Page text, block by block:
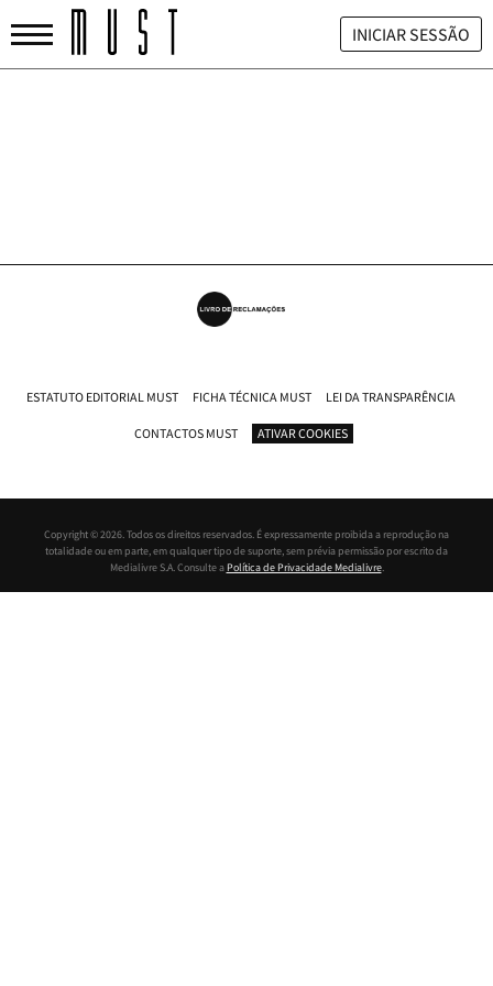
INICIAR SESSÃO
ESTATUTO EDITORIAL MUST FICHA TÉCNICA MUST LEI DA TRANSPARÊNCIA
CONTACTOS MUST ATIVAR COOKIES
Copyright © 2026. Todos os direitos reservados. É expressamente proibida a reprodução na
totalidade ou em parte, em qualquer tipo de suporte, sem prévia permissão por escrito da
Medialivre S.A. Consulte aPolítica de Privacidade Medialivre.